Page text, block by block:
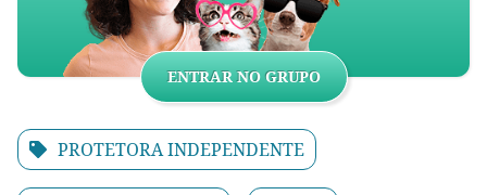
ENTRAR NO GRUPO
PROTETORA INDEPENDENTE